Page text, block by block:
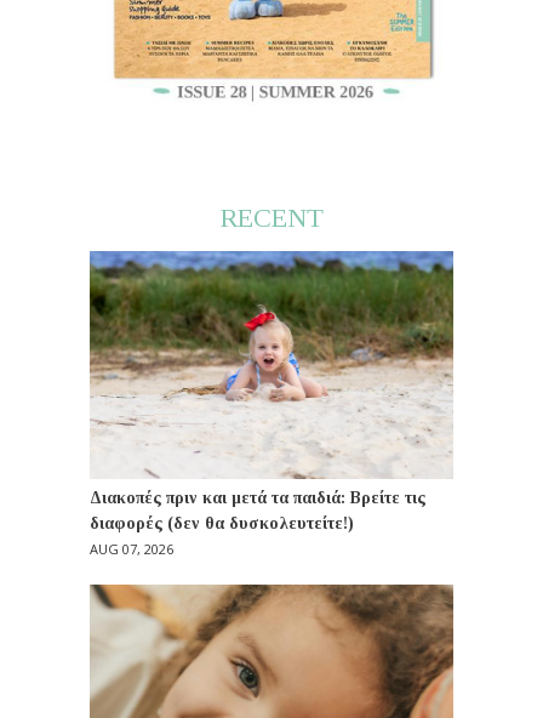
RECENT
Διακοπές πριν και μετά τα παιδιά: Βρείτε τις
διαφορές (δεν θα δυσκολευτείτε!)
AUG 07, 2026